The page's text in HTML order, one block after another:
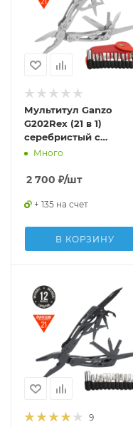
Мультитул Ganzo
G202Rex (21 в 1)
серебристый с
лимитированным
Много
2 700 ₽/шт
+ 135 на счет
В КОРЗИНУ
9